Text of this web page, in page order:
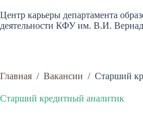
к
сути
Центр карьеры департамента
деятельности КФУ им. В.И.
Главная / Вакансии / Старший
Старший кредитный аналитик